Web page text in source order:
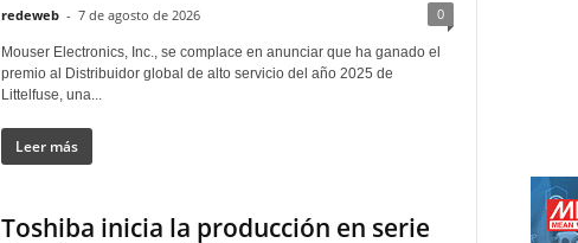
redeweb - 7 de agosto de 2026 0
Mouser Electronics, Inc., se complace en anunciar que ha ganado el
premio al Distribuidor global de alto servicio del año 2025 de
Littelfuse, una...
Leer más
Toshiba inicia la producción en serie